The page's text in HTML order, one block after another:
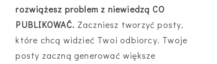
rozwiążesz problem z niewiedzą CO
PUBLIKOWAĆ. Zaczniesz tworzyć posty,
które chcą widzieć Twoi odbiorcy. Twoje
posty zaczną generować większe